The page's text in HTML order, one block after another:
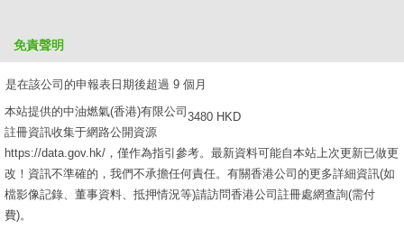
是在該公司的申報表日期後超過 9 個月
3480 HKD
免責聲明
本站提供的中油燃氣(香港)有限公司
註冊資訊收集于網路公開資源
https://data.gov.hk/，僅作為指引參考。最新資料可能自本站上次更新已做更
改！資訊不準確的，我們不承擔任何責任。有關香港公司的更多詳細資訊(如
檔影像記錄、董事資料、抵押情況等)請訪問香港公司註冊處網查詢(需付
費)。